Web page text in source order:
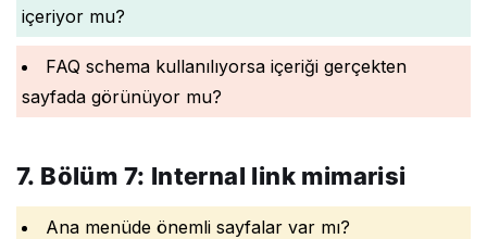
içeriyor mu?
FAQ schema kullanılıyorsa içeriği gerçekten
sayfada görünüyor mu?
7. Bölüm 7: Internal link mimarisi
Ana menüde önemli sayfalar var mı?